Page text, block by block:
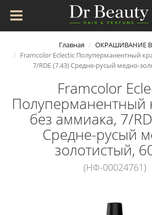
Главная
ОКРАШИВАНИЕ
Framcolor Eclectic Полуперманентный
7/RDE (7.43) Средне-русый медно-
Framcolor
Полуперманентный
без аммиака, 7/
Средне-русый
золотистый,
(НФ-00024761)